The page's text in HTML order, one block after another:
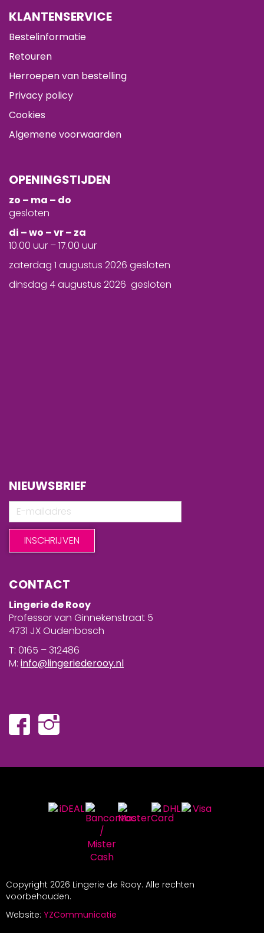
KLANTENSERVICE
Bestelinformatie
Retouren
Herroepen van bestelling
Privacy policy
Cookies
Algemene voorwaarden
OPENINGSTIJDEN
zo – ma – do
gesloten
di – wo – vr – za
10.00 uur – 17.00 uur
zaterdag 1 augustus 2026 gesloten
dinsdag 4 augustus 2026 gesloten
NIEUWSBRIEF
CONTACT
Lingerie de Rooy
Professor van Ginnekenstraat 5
4731 JX Oudenbosch
T: 0165 – 312486
M: info@lingeriederooy.nl
Copyright 2026 Lingerie de Rooy. Alle rechten
voorbehouden.
Website: YZCommunicatie